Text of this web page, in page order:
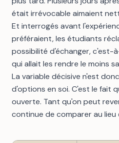
était irrévocable aimaient
Et interrogés avant
préféraient, les étudiants
possibilité d'échanger, c'est-
qui allait les rendre le moins
La variable décisive n'est
d'options en soi. C'est le fait
ouverte. Tant qu'on peut
continue de comparer au lieu